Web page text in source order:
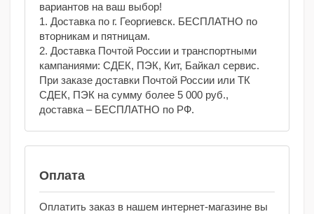
вариантов на ваш выбор!
1. Доставка по г. Георгиевск. БЕСПЛАТНО по
вторникам и пятницам.
2. Доставка Почтой России и транспортными
кампаниями: СДЕК, ПЭК, Кит, Байкал сервис.
При заказе доставки Почтой России или ТК
СДЕК, ПЭК на сумму более 5 000 руб.,
доставка – БЕСПЛАТНО по РФ.
Оплата
Оплатить заказ в нашем интернет-магазине вы